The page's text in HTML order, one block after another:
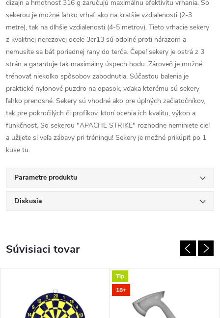
dizajn a hmotnosť 316 g zaručujú maximálnu efektivitu vrhania. So
sekerou je možné ľahko vrhať ako na kratšie vzdialenosti (2-3
metre), tak na dlhšie vzdialenosti (4-5 metrov). Tieto vrhacie sekery
z kvalitnej nerezovej ocele 3cr13 sú odolné proti nárazom a
nemusíte sa báť poriadnej rany do terča. Čepeľ sekery je ostrá z 3
strán a garantuje tak maximálny úspech hodu. Zároveň je možné
trénovať niekoľko spôsobov zabodnutia. Súčasťou balenia je
praktické nylonové puzdro na opasok, vďaka ktorému sú sekery
ľahko prenosné. Sekery sú vhodné ako pre úplných začiatočníkov,
tak pre pokročilých či profíkov, ktorí ocenia ich kvalitu, výkon a
funkčnosť. So sekerou "APACHE STRIKE" rozhodne neminiete cieľ
a užijete si veľa zábavy pri tréningu! Sekery je možné prikúpiť po 1
kuse tu.
Parametre produktu
Diskusia
Súvisiaci tovar
Tip
18+